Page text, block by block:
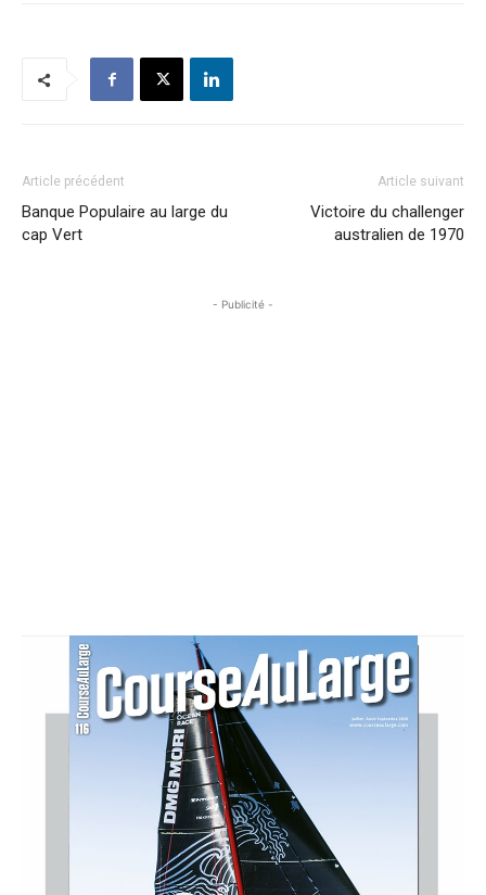
Article précédent
Banque Populaire au large du
cap Vert
Article suivant
Victoire du challenger
australien de 1970
- Publicité -